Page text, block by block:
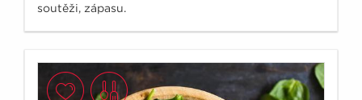
soutěži, zápasu.